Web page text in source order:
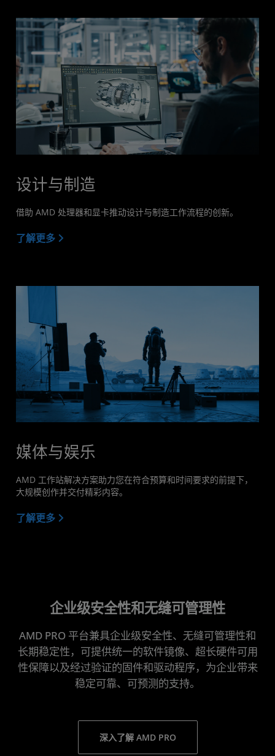
设计与制造
借助 AMD 处理器和显卡推动设计与制造工作流程的创新。
了解更多
媒体与娱乐
AMD 工作站解决方案助力您在符合预算和时间要求的前提下，
大规模创作并交付精彩内容。
了解更多
企业级安全性和无缝可管理性
AMD PRO 平台兼具企业级安全性、无缝可管理性和
长期稳定性，可提供统一的软件镜像、超长硬件可用
性保障以及经过验证的固件和驱动程序，为企业带来
稳定可靠、可预测的支持。
深入了解 AMD PRO